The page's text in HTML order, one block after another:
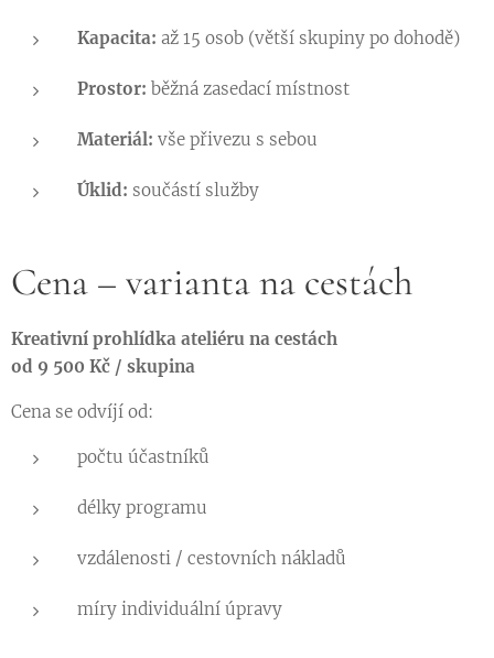
Kapacita: až 15 osob (větší skupiny po dohodě)
Prostor: běžná zasedací místnost
Materiál: vše přivezu s sebou
Úklid: součástí služby
Cena – varianta na cestách
Kreativní prohlídka ateliéru na cestách
od 9 500 Kč / skupina
Cena se odvíjí od:
počtu účastníků
délky programu
vzdálenosti / cestovních nákladů
míry individuální úpravy